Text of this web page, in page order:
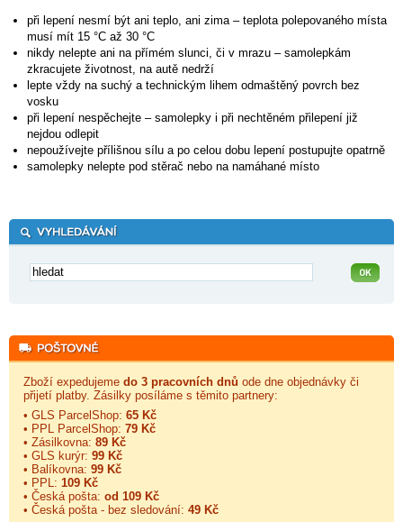
při lepení nesmí být ani teplo, ani zima – teplota polepovaného místa
musí mít 15 °C až 30 °C
nikdy nelepte ani na přímém slunci, či v mrazu – samolepkám
zkracujete životnost, na autě nedrží
lepte vždy na suchý a technickým lihem odmaštěný povrch bez
vosku
při lepení nespěchejte – samolepky i při nechtěném přilepení již
nejdou odlepit
nepoužívejte přílišnou sílu a po celou dobu lepení postupujte opatrně
samolepky nelepte pod stěrač nebo na namáhané místo
Zboží expedujeme do 3 pracovních dnů ode dne objednávky či
přijetí platby. Zásilky posíláme s těmito partnery:
• GLS ParcelShop: 65 Kč
• PPL ParcelShop: 79 Kč
• Zásilkovna: 89 Kč
• GLS kurýr: 99 Kč
• Balíkovna: 99 Kč
• PPL: 109 Kč
• Česká pošta: od 109 Kč
• Česká pošta - bez sledování: 49 Kč